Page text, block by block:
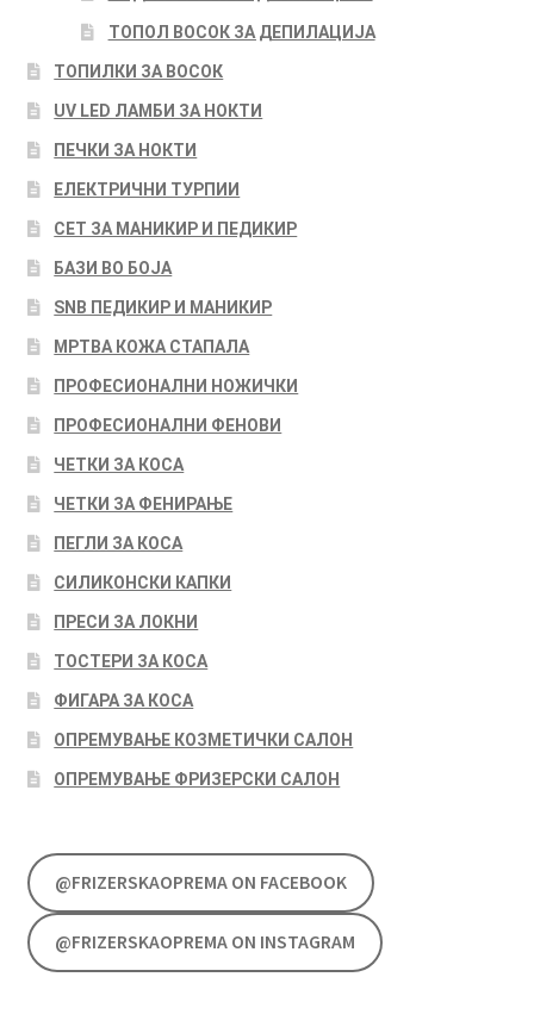
ТОПОЛ ВОСОК ЗА ДЕПИЛАЦИЈА
ТОПИЛКИ ЗА ВОСОК
UV LED ЛАМБИ ЗА НОКТИ
ПЕЧКИ ЗА НОКТИ
ЕЛЕКТРИЧНИ ТУРПИИ
СЕТ ЗА МАНИКИР И ПЕДИКИР
БАЗИ ВО БОЈА
SNB ПЕДИКИР И МАНИКИР
МРТВА КОЖА СТАПАЛА
ПРОФЕСИОНАЛНИ НОЖИЧКИ
ПРОФЕСИОНАЛНИ ФЕНОВИ
ЧЕТКИ ЗА КОСА
ЧЕТКИ ЗА ФЕНИРАЊЕ
ПЕГЛИ ЗА КОСА
СИЛИКОНСКИ КАПКИ
ПРЕСИ ЗА ЛОКНИ
ТОСТЕРИ ЗА КОСА
ФИГАРА ЗА КОСА
ОПРЕМУВАЊЕ КОЗМЕТИЧКИ САЛОН
ОПРЕМУВАЊЕ ФРИЗЕРСКИ САЛОН
@FRIZERSKAOPREMA ON FACEBOOK
@FRIZERSKAOPREMA ON INSTAGRAM